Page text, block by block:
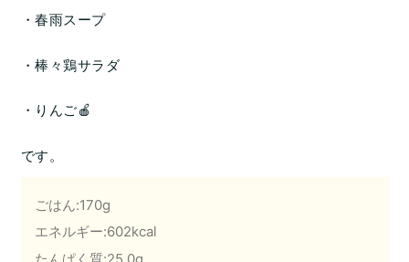
・春雨スープ
・棒々鶏サラダ
・りんご🍎
です。
ごはん:170g
エネルギー:602kcal